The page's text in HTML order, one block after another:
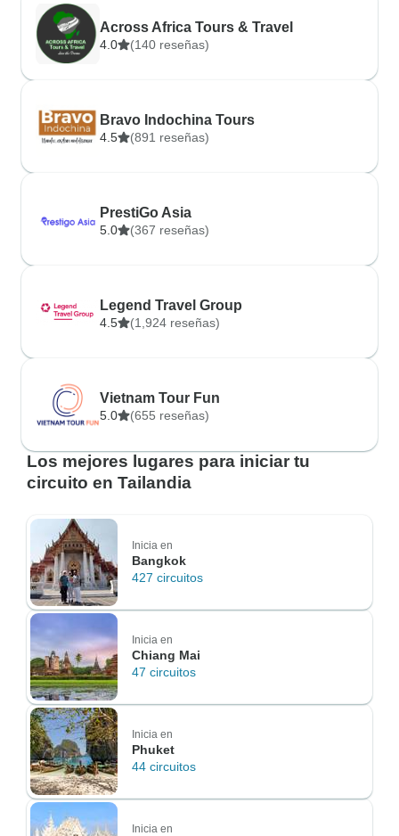
Across Africa Tours & Travel
4.0 (140 reseñas)
Bravo Indochina Tours
4.5 (891 reseñas)
PrestiGo Asia
5.0 (367 reseñas)
Legend Travel Group
4.5 (1,924 reseñas)
Vietnam Tour Fun
5.0 (655 reseñas)
Los mejores lugares para iniciar tu
circuito en Tailandia
Inicia en
Bangkok
427 circuitos
Inicia en
Chiang Mai
47 circuitos
Inicia en
Phuket
44 circuitos
Inicia en